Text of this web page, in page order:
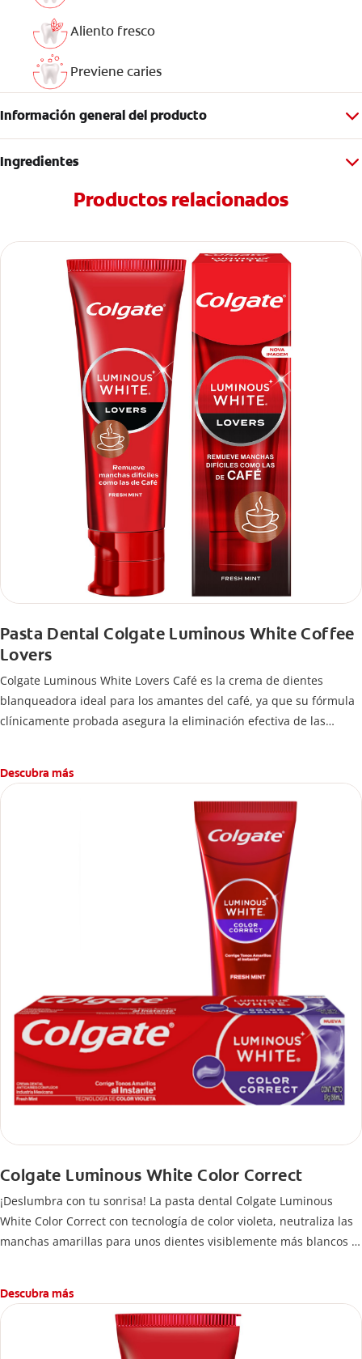
Aliento fresco
Previene caries
Información general del producto
Ingredientes
Productos relacionados
Pasta Dental Colgate Luminous White Coffee
Lovers
Colgate Luminous White Lovers Café es la crema de dientes
blanqueadora ideal para los amantes del café, ya que su fórmula
clínicamente probada asegura la eliminación efectiva de las
Descubra más
Colgate Luminous White Color Correct
¡Deslumbra con tu sonrisa! La pasta dental Colgate Luminous
White Color Correct con tecnología de color violeta, neutraliza las
manchas amarillas para unos dientes visiblemente más blancos al
Descubra más